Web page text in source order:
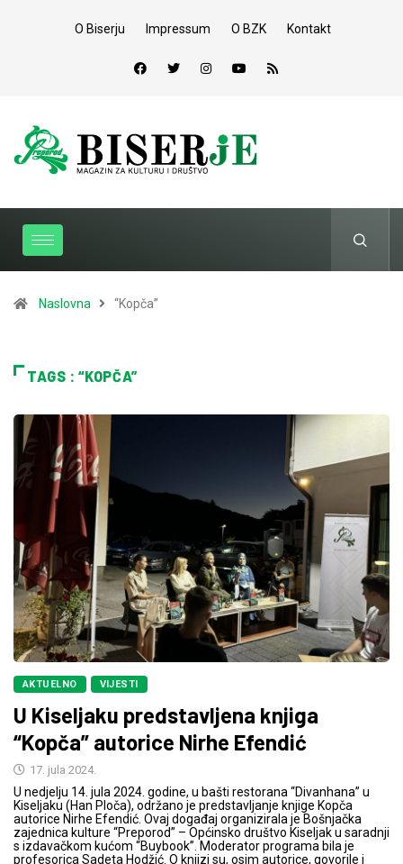
O Biserju Impressum O BZK Kontakt
Naslovna “Kopča”
TAGS : “KOPČA”
AKTUELNO VIJESTI
U Kiseljaku predstavljena knjiga
“Kopča” autorice Nirhe Efendić
17. jula 2024.
U nedjelju 14. jula 2024. godine, u bašti restorana “Divanhana” u
Kiseljaku (Han Ploča), održano je predstavljanje knjige Kopča
autorice Nirhe Efendić. Ovaj događaj organizirala je Bošnjačka
zajednica kulture “Preporod” – Općinsko društvo Kiseljak u saradnji
s izdavačkom kućom “Buybook”. Moderator programa bila je
profesorica Sadeta Hodžić. O knjizi su, osim autorice, govorile i